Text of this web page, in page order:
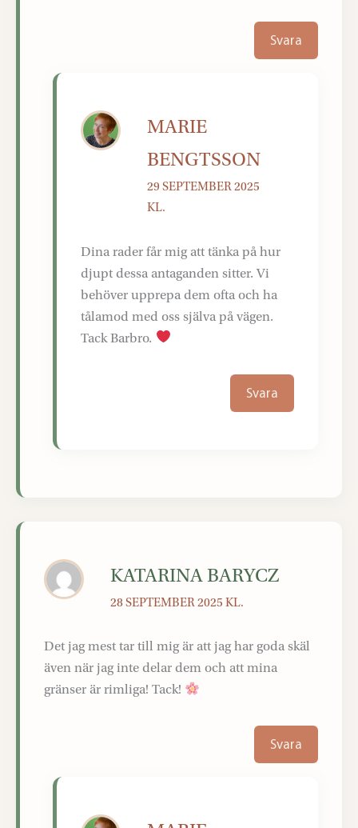
Svara
MARIE
BENGTSSON
29 SEPTEMBER 2025
KL.
Dina rader får mig att tänka på hur
djupt dessa antaganden sitter. Vi
behöver upprepa dem ofta och ha
tålamod med oss själva på vägen.
Tack Barbro.
Svara
KATARINA BARYCZ
28 SEPTEMBER 2025 KL.
Det jag mest tar till mig är att jag har goda skäl
även när jag inte delar dem och att mina
gränser är rimliga! Tack!
Svara